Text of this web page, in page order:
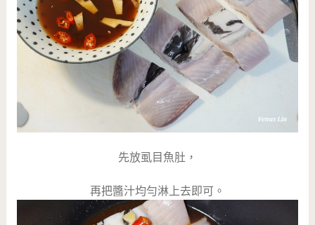
先放虱目魚肚，
再把醬汁均勻淋上去即可。